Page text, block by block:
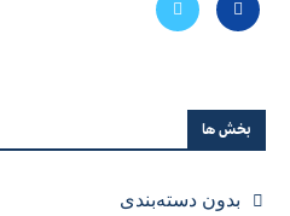
بخش ها
بدون دسته‌بندی